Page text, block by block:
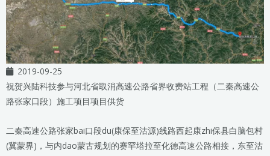
2019-09-25
祝贺兴陆科技参与河北省取消高速公路省界收费站工程（二秦高速公
路张家口段）施工项目项目供货
二秦高速公路张家bai口段du(康保至沽源)线路西起康zhi保县白脑包村
(冀蒙界)，与内dao蒙古规划的赛罕塔拉至化德高速公路相接，东至沽